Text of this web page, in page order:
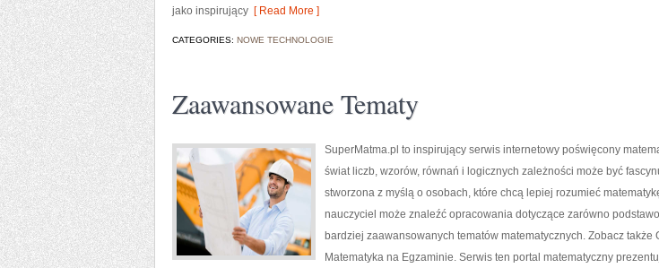
jako inspirujący [ Read More ]
CATEGORIES: NOWE TECHNOLOGIE
Zaawansowane Tematy
SuperMatma.pl to inspirujący serwis internetowy poświęcony
świat liczb, wzorów, równań i logicznych zależności może być
stworzona z myślą o osobach, które chcą lepiej rozumieć
nauczyciel może znaleźć opracowania dotyczące zarówno
bardziej zaawansowanych tematów matematycznych. Zobacz także
Matematyka na Egzaminie. Serwis ten portal matematyczny